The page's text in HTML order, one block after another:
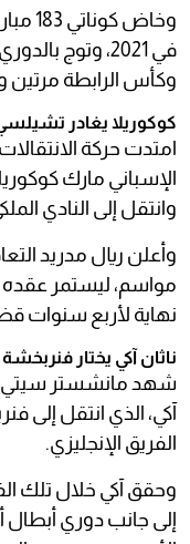
وخاض
في 2021، وتوج
وكأس الرابطة مرتين
كوكوريلا يغادر
امتدت حركة
الإسباني مارك
وانتقل إلى النادي
وأعلن ريال مدريد
نهاية لأربع سنوات
ناثان آكي يختار فنربخشة
شهد مانشستر سيتي
آكي، الذي انتقل إلى
الفريق الإنجليزي.
وحقق آكي خلال تلك
إلى جانب دوري أبطال